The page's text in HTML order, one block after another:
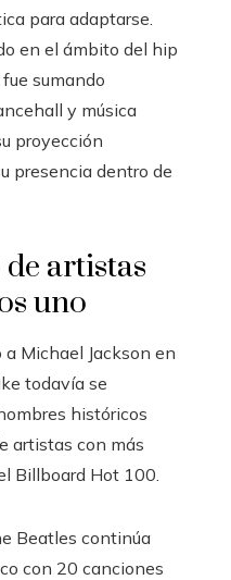
para adaptarse.
en el ámbito del hip
sumando
y música
proyección
presencia dentro de
artistas
uno
Michael Jackson en
todavía se
históricos
artistas con más
Billboard Hot 100.
Beatles continúa
con 20 canciones